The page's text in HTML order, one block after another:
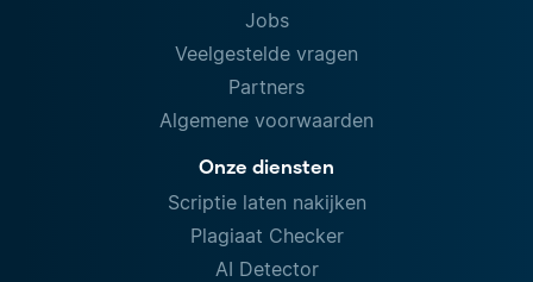
Jobs
Veelgestelde vragen
Partners
Algemene voorwaarden
Onze diensten
Scriptie laten nakijken
Plagiaat Checker
AI Detector